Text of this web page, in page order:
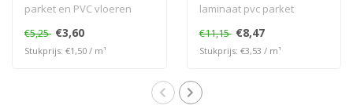
parket en PVC vloeren
€5,25 €3,60
Stukprijs: €1,50 / m¹
laminaat pvc parket
€11,15 €8,47
Stukprijs: €3,53 / m¹